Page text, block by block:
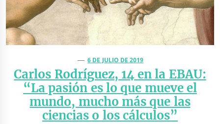
6 DE JULIO DE 2019
Carlos Rodríguez, 14 en la EBAU:
“La pasión es lo que mueve el
mundo, mucho más que las
ciencias o los cálculos”